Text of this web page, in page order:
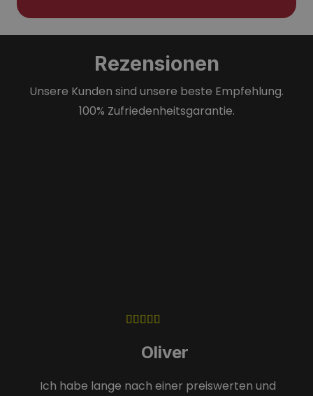
Rezensionen
Unsere Kunden sind unsere beste Empfehlung.
100% Zufriedenheitsgarantie.
Oliver
Ich habe lange nach einer preiswerten und